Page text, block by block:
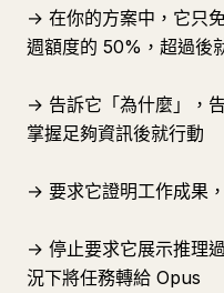
→ 在你的方案中，它只
週額度的 50%，超過後
→ 告訴它「為什麼」，
掌握足夠資訊後就行動
→ 要求它證明工作成果
→ 停止要求它展示推理
況下將任務轉給 Opus